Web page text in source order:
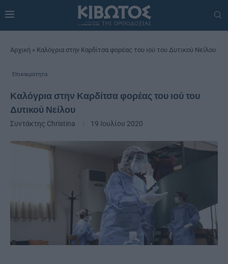
Αρχική » Καλόγρια στην Καρδίτσα φορέας του ιού του Δυτικού Νείλου
Επικαιρότητα
Καλόγρια στην Καρδίτσα φορέας του ιού του
Δυτικού Νείλου
Συντάκτης Christina 19 Ιουλίου 2020